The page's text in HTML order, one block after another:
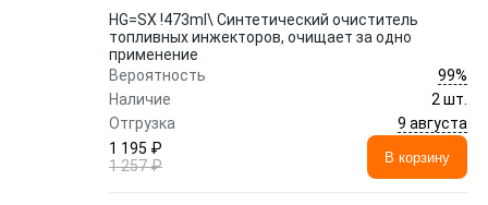
HG=SX !473ml\ Синтетический очиститель
топливных инжекторов, очищает за одно
применение
Вероятность
99%
Наличие
2 шт.
Отгрузка
9 августа
1 195 ₽
1 257 ₽
В корзину